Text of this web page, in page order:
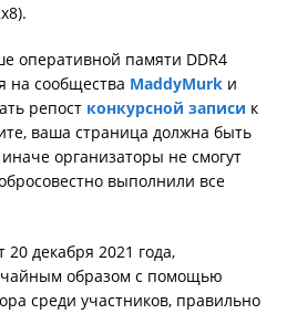
оперативной памяти DDR4
на сообщества MaddyMurk и
репост конкурсной записи к
ваша страница должна быть
организаторы не смогут
выполнили все
20 декабря 2021 года,
образом с помощью
среди участников, правильно